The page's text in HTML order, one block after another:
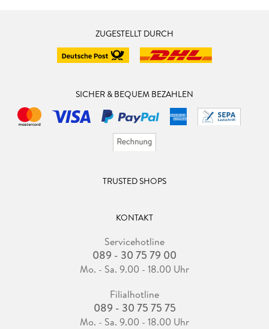
ZUGESTELLT DURCH
SICHER & BEQUEM BEZAHLEN
TRUSTED SHOPS
KONTAKT
Servicehotline
089 - 30 75 79 00
Mo. - Sa. 9.00 - 18.00 Uhr
Filialhotline
089 - 30 75 75 75
Mo. - Sa. 9.00 - 18.00 Uhr